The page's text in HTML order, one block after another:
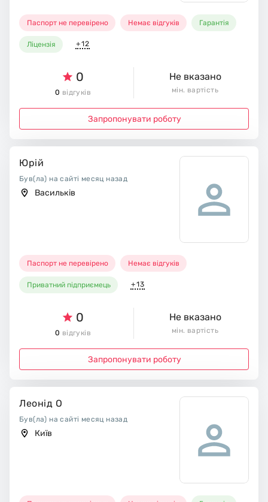
Паспорт не перевірено Немає відгуків Гарантія
Ліцензія +12
0
0 відгуків
Не вказано
мін. вартість
Запропонувати роботу
Юрій
Був(ла) на сайті месяц назад
Васильків
Паспорт не перевірено Немає відгуків
Приватний підприємець +13
0
0 відгуків
Не вказано
мін. вартість
Запропонувати роботу
Леонід О
Був(ла) на сайті месяц назад
Київ